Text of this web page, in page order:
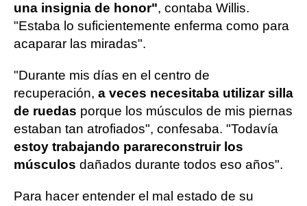
una insignia de honor", contaba Willis.
"Estaba lo suficientemente enferma como para
acaparar las miradas".
"Durante mis días en el centro de
recuperación, a veces necesitaba utilizar silla
de ruedas porque los músculos de mis piernas
estaban tan atrofiados", confesaba. "Todavía
estoy trabajando parareconstruir los
músculos dañados durante todos eso años".
Para hacer entender el mal estado de su